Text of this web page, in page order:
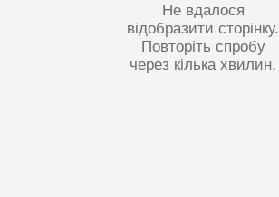
Не вдалося
відобразити сторінку.
Повторіть спробу
через кілька хвилин.